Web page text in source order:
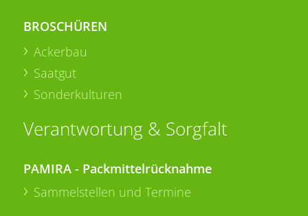
BROSCHÜREN
Ackerbau
Saatgut
Sonderkulturen
Verantwortung & Sorgfalt
PAMIRA - Packmittelrücknahme
Sammelstellen und Termine